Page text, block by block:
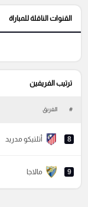
القنوات الناقلة للمباراة
ترتيب الفريفين
# الفريق
8 أتلتيكو مدريد
9 مالاجا